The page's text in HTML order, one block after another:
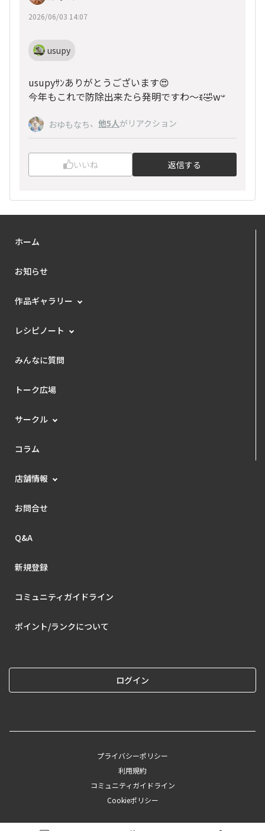
2026/06/03 14:07
usupy
usupyｻﾝありがとうございます😍
今年もこれで防除出来たら発明ですわ～ꉂ🤣w‪𐤔
おゆもなち、 他5人がリアクション
いいね 返信する
ホーム
お知らせ
作品ギャラリー
レシピノート
みんなに質問
トーク広場
サークル
コラム
店舗情報
お問合せ
Q&A
新規登録
コミュニティガイドライン
ポイント/ランクについて
ログイン
プライバシーポリシー
利用規約
コミュニティガイドライン
Cookieポリシー